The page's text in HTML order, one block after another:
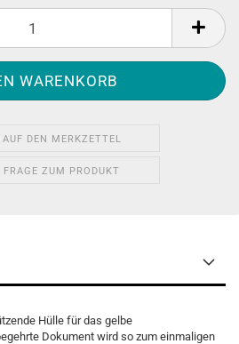
AUF DEN MERKZETTEL
FRAGE ZUM PRODUKT
Hülle für das gelbe
Dokument wird so zum einmaligen